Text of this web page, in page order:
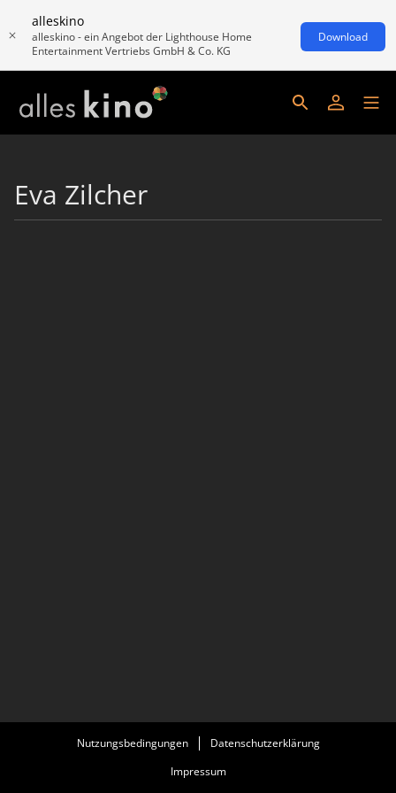
alleskino
alleskino - ein Angebot der Lighthouse Home
Entertainment Vertriebs GmbH & Co. KG
Download
Eva Zilcher
Nutzungsbedingungen
Datenschutzerklärung
Impressum